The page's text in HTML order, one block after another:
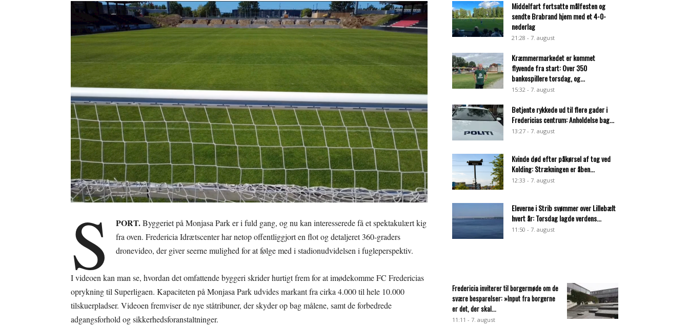
S PORT.Byggeriet på Monjasa Park er i fuld gang, og nu kan interesserede få et spektakulært kig
fra oven. Fredericia Idrætscenter har netop offentliggjort en flot og detaljeret 360-graders
dronevideo, der giver seerne mulighed for at følge med i stadionudvidelsen i fugleperspektiv.
I videoen kan man se, hvordan det omfattende byggeri skrider hurtigt frem for at imødekomme FC Fredericias
oprykning til Superligaen. Kapaciteten på Monjasa Park udvides markant fra cirka 4.000 til hele 10.000
tilskuerpladser. Videoen fremviser de nye ståtribuner, der skyder op bag målene, samt de forbedrede
adgangsforhold og sikkerhedsforanstaltninger.
Middelfart fortsatte målfesten og
sendte Brabrand hjem med et 4-0-
nederlag
21:28 - 7. august
Kræmmermarkedet er kommet
flyvende fra start: Over 350
bankospillere torsdag, og...
15:32 - 7. august
Betjente rykkede ud til flere gader i
Fredericias centrum: Anholdelse bag...
13:27 - 7. august
Kvinde død efter påkørsel af tog ved
Kolding: Strækningen er åben...
12:33 - 7. august
Eleverne i Strib svømmer over Lillebælt
hvert år: Torsdag lagde verdens...
11:50 - 7. august
Fredericia inviterer til borgermøde om de
svære besparelser: »Input fra borgerne
er det, der skal...
11:11 - 7. august